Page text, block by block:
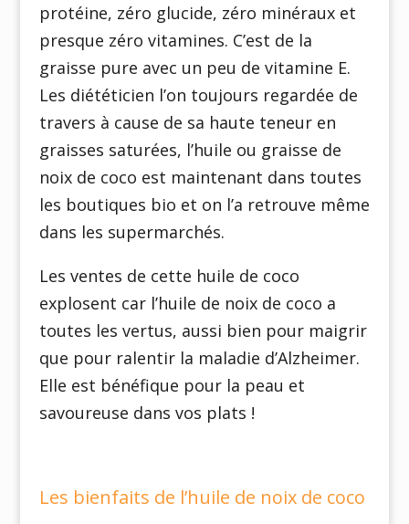
protéine, zéro glucide, zéro minéraux et
presque zéro vitamines. C’est de la
graisse pure avec un peu de vitamine E.
Les diététicien l’on toujours regardée de
travers à cause de sa haute teneur en
graisses saturées, l’huile ou graisse de
noix de coco est maintenant dans toutes
les boutiques bio et on l’a retrouve même
dans les supermarchés.
Les ventes de cette huile de coco
explosent car l’huile de noix de coco a
toutes les vertus, aussi bien pour maigrir
que pour ralentir la maladie d’Alzheimer.
Elle est bénéfique pour la peau et
savoureuse dans vos plats !
Les bienfaits de l’huile de noix de coco